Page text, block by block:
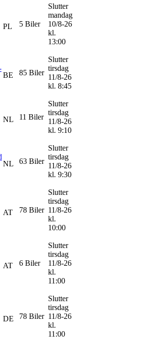
PL 5 Biler
Slutter
mandag
10/8-26
kl.
13:00
BE 85 Biler
Slutter
tirsdag
11/8-26
kl. 8:45
NL 11 Biler
Slutter
tirsdag
11/8-26
kl. 9:10
NL 63 Biler
Slutter
tirsdag
11/8-26
kl. 9:30
AT 78 Biler
Slutter
tirsdag
11/8-26
kl.
10:00
AT 6 Biler
Slutter
tirsdag
11/8-26
kl.
11:00
DE 78 Biler
Slutter
tirsdag
11/8-26
kl.
11:00